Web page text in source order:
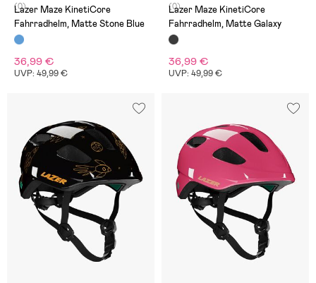
(0)
Lazer Maze KinetiCore
Fahrradhelm, Matte Stone Blue
36,99 €
UVP: 49,99 €
(0)
Lazer Maze KinetiCore
Fahrradhelm, Matte Galaxy
36,99 €
UVP: 49,99 €